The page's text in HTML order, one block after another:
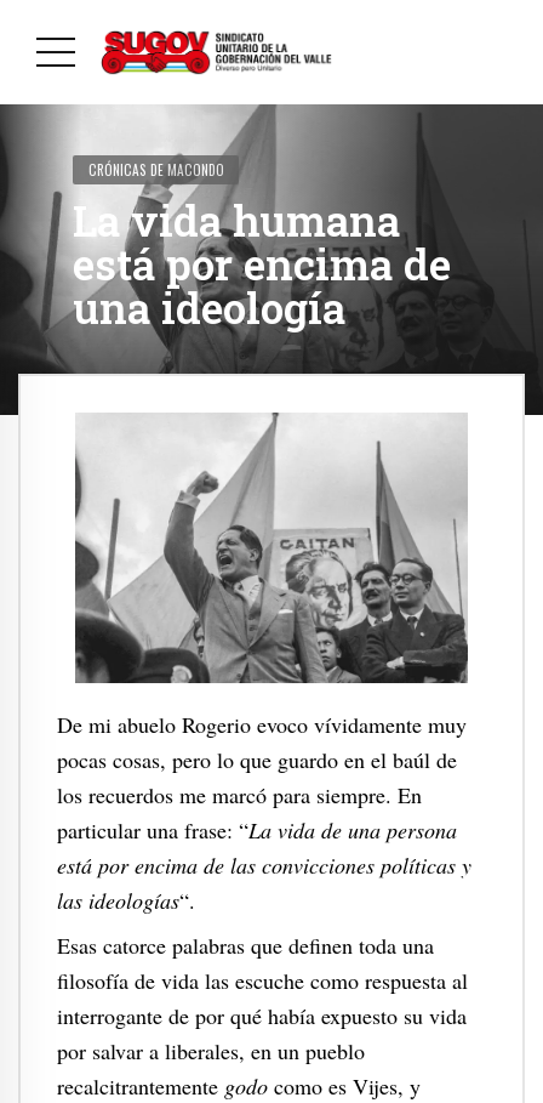
CRÓNICAS DE MACONDO
La vida humana
está por encima de
una ideología
De mi abuelo Rogerio evoco vívidamente muy
pocas cosas, pero lo que guardo en el baúl de
los recuerdos me marcó para siempre. En
particular una frase: “La vida de una persona
está por encima de las convicciones políticas y
las ideologías“.
Esas catorce palabras que definen toda una
filosofía de vida las escuche como respuesta al
interrogante de por qué había expuesto su vida
por salvar a liberales, en un pueblo
recalcitrantemente godo como es Vijes, y